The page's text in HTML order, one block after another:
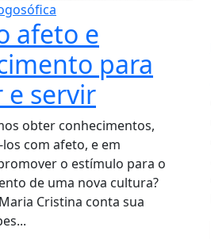
afeto e
para
e servir
obter conhecimentos,
com afeto, e em
o estímulo para o
de uma nova cultura?
Cristina conta sua